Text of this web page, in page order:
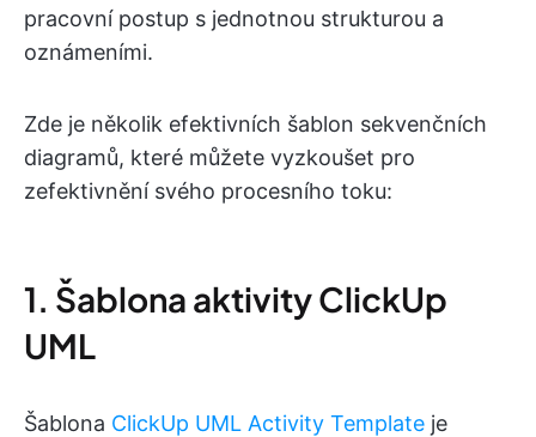
pracovní postup s jednotnou strukturou a
oznámeními.
Zde je několik efektivních šablon sekvenčních
diagramů, které můžete vyzkoušet pro
zefektivnění svého procesního toku:
1. Šablona aktivity ClickUp
UML
Šablona ClickUp UML Activity Template je